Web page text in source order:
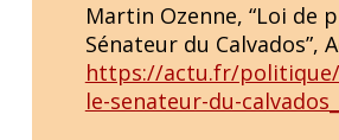
Martin Ozenne, “Loi de
Sénateur du Calvados”,
https://actu.fr/
le-senateur-du-